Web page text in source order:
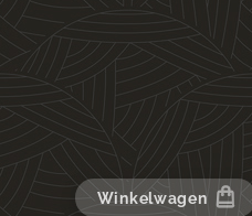
Winkelwagen